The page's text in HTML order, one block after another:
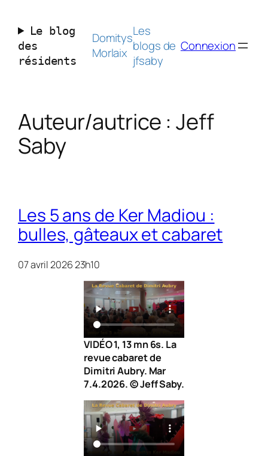
contenuLe blog
des
résidents
Domitys
Morlaix
Les
blogs de
jfsaby
Connexion
Auteur/autrice :Jeff
Saby
Les 5 ans de Ker Madiou :
bulles, gâteaux et cabaret
07 avril 2026 23h10
VIDÉO 1, 13 mn 6s. La
revue cabaret de
Dimitri Aubry. Mar
7.4.2026. © Jeff Saby.